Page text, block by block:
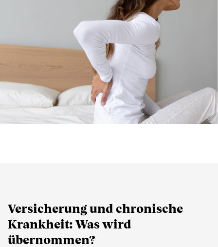
Versicherung und chronische
Krankheit: Was wird
übernommen?